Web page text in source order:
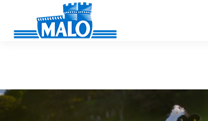
Panneau de gestion des cookies